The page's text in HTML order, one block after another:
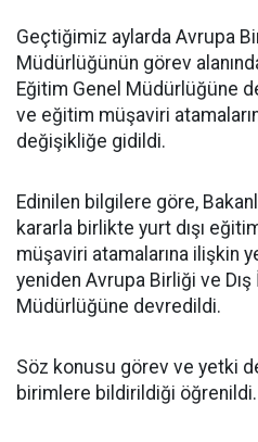
Geçtiğimiz aylarda Avrupa
Müdürlüğünün görev
Eğitim Genel Müdürlüğüne
ve eğitim müşaviri
değişikliğe gidildi.
Edinilen bilgilere göre,
kararla birlikte yurt dışı
müşaviri atamalarına ilişkin
yeniden Avrupa Birliği ve Dış
Müdürlüğüne devredildi.
Söz konusu görev ve yetki
birimlere bildirildiği öğrenildi.